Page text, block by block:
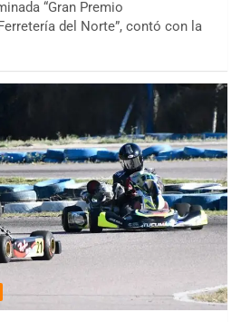
“Gran Premio
del Norte”, contó con la